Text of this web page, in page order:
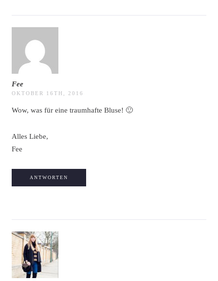
Fee
OKTOBER 16TH, 2016
Wow, was für eine traumhafte Bluse! 🙂
Alles Liebe,
Fee
ANTWORTEN